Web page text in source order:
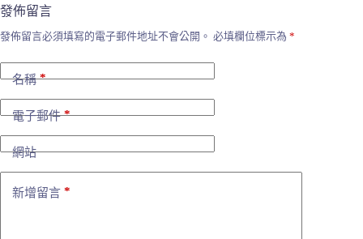
發佈留言
發佈留言必須填寫的電子郵件地址不會公開。 必填欄位標示為 *
名稱*
電子郵件*
網站
新增留言 *